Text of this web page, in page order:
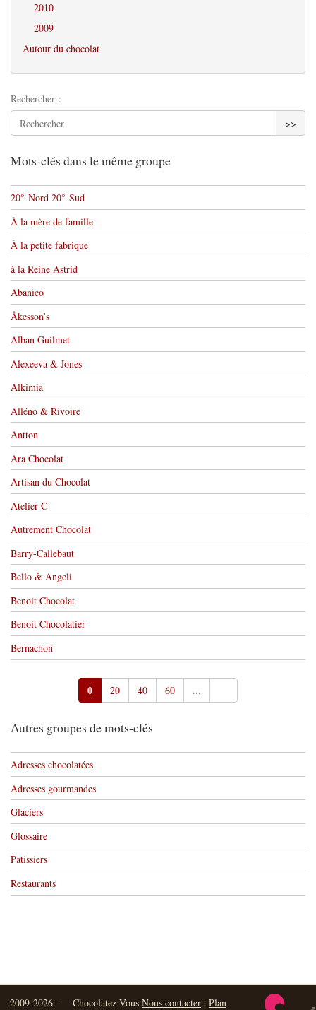
2010
2009
Autour du chocolat
Rechercher :
>>
Mots-clés dans le même groupe
20° Nord 20° Sud
À la mère de famille
À la petite fabrique
à la Reine Astrid
Abanico
Åkesson’s
Alban Guilmet
Alexeeva & Jones
Alkimia
Alléno & Rivoire
Antton
Ara Chocolat
Artisan du Chocolat
Atelier C
Autrement Chocolat
Barry-Callebaut
Bello & Angeli
Benoit Chocolat
Benoit Chocolatier
Bernachon
0 20 40 60 ...
Autres groupes de mots-clés
Adresses chocolatées
Adresses gourmandes
Glaciers
Glossaire
Patissiers
Restaurants
2009-2026 — Chocolatez-Vous Nous contacter | Plan